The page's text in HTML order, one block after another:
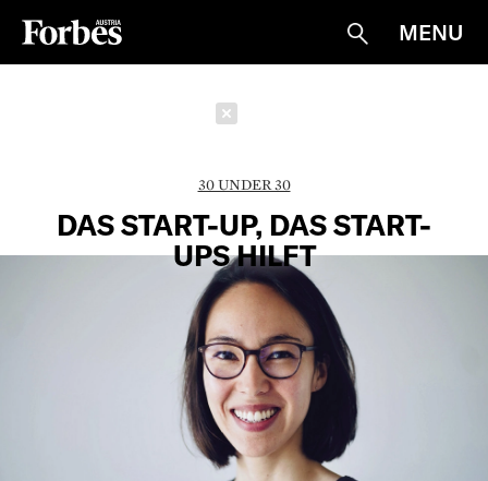
Suche
MENU
30 UNDER 30
DAS START-UP, DAS START-
UPS HILFT